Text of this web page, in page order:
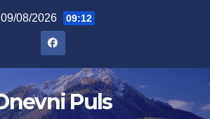
09/08/2026 09:12
Puls